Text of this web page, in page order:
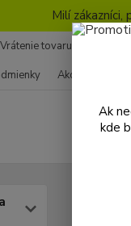
Milí
Vrátenie tovaru - Formulár
Ako nakupovať
Ak
kde